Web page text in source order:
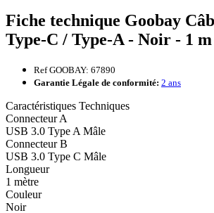
Fiche technique Goobay
Type-C / Type-A - Noir - 1 m
Ref GOOBAY: 67890
Garantie Légale de conformité: 2 ans
Caractéristiques Techniques
Connecteur A
USB 3.0 Type A Mâle
Connecteur B
USB 3.0 Type C Mâle
Longueur
1 mètre
Couleur
Noir